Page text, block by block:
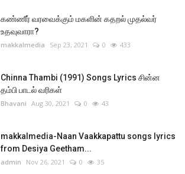
கண்ணீர் வரவைக்கும் மகளின் கதறல் முதல்வர்
உதவுவாரா?
makkalmedia Sep 23, 2021 0 433
Chinna Thambi (1991) Songs Lyrics சின்ன
தம்பி பாடல் வரிகள்
Bhavani Aug 30, 2021 0 43
makkalmedia-Naan Vaakkapattu songs lyrics
from Desiya Geetham...
admin Nov 26, 2021 0 35